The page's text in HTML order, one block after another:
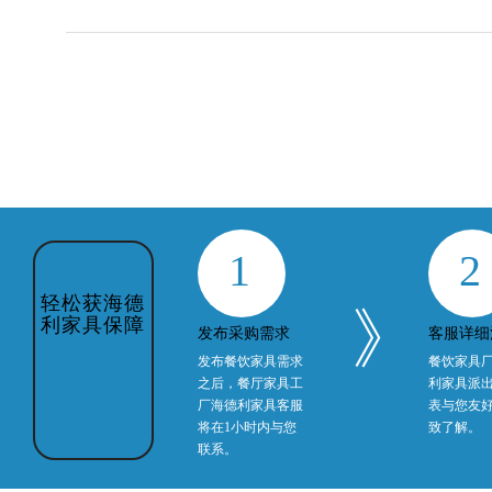
轻松获海德
利家具保障
1
发布采购需求
发布餐饮家具需求
之后，餐厅家具工
厂海德利家具客服
将在1小时内与您
联系。
》
2
客服详
餐饮家具
利家具派
表与您友
致了解。